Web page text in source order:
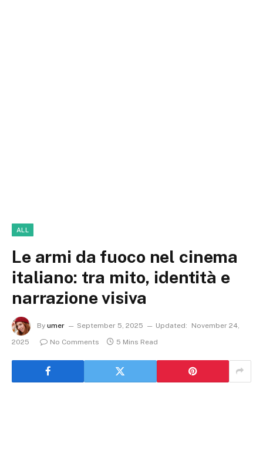
ALL
Le armi da fuoco nel cinema
italiano: tra mito, identità e
narrazione visiva
By umer September 5, 2025 Updated:
November 24,
2025
No Comments 5 Mins Read